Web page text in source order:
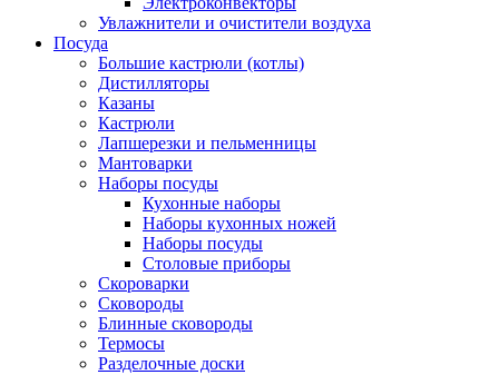
Увлажнители и очистители воздуха
Посуда
Большие кастрюли (котлы)
Дистилляторы
Казаны
Кастрюли
Лапшерезки и пельменницы
Мантоварки
Наборы посуды
Кухонные наборы
Наборы кухонных ножей
Наборы посуды
Столовые приборы
Скороварки
Сковороды
Блинные сковороды
Термосы
Разделочные доски